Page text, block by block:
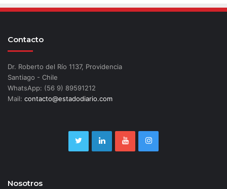
Contacto
Dr. Roberto del Río 1137, Providencia
Santiago - Chile
WhatsApp: (56 9) 89591212
Mail: contacto@estadodiario.com
Nosotros